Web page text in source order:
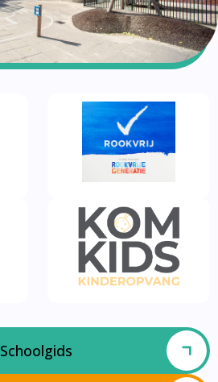
Schoolgids